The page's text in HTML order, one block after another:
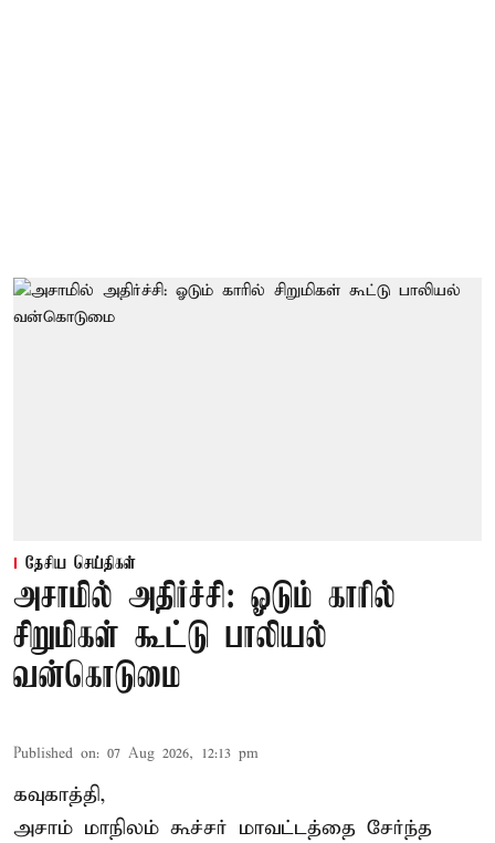
தேசிய செய்திகள்
அசாமில் அதிர்ச்சி: ஓடும் காரில்
சிறுமிகள் கூட்டு பாலியல்
வன்கொடுமை
Published on: 07 Aug 2026, 12:13 pm
கவுகாத்தி,
அசாம் மாநிலம் கூச்சர் மாவட்டத்தை சேர்ந்த